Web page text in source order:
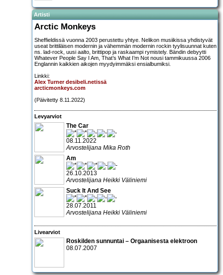
Artisti
Arctic Monkeys
Sheffieldissä vuonna 2003 perustettu yhtye. Nelikon musiikissa yhdistyvät
useat brittiläisen modernin ja vähemmän modernin rockin tyylisuunnat kuten
ns. lad-rock, uusi aalto, brittipop ja raskaampi rymistely. Bändin debyytti
Whatever People Say I Am, That’s What I’m Not nousi tammikuussa 2006
Englannin kaikkien aikojen myydyimmäksi ensialbumiksi.
Linkki:
Alex Turner desibeli.netissä
arcticmonkeys.com
(Päivitetty 8.11.2022)
Levyarviot
The Car
08.11.2022
Arvostelijana Mika Roth
Am
26.10.2013
Arvostelijana Heikki Väliniemi
Suck It And See
28.07.2011
Arvostelijana Heikki Väliniemi
Livearviot
Roskilden sunnuntai – Orgaanisesta elektroon
08.07.2007